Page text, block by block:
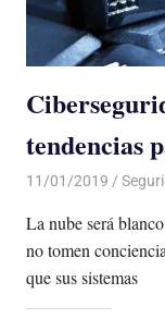
tendencias
11/01/2019 De
La nube será
no tomen
que sus sistemas